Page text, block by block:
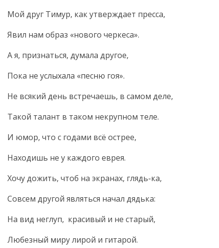
Мой друг Тимур, как утверждает пресса,
Явил нам образ «нового черкеса».
А я, признаться, думала другое,
Пока не услыхала «песню гоя».
Не всякий день встречаешь, в самом деле,
Такой талант в таком некрупном теле.
И юмор, что с годами всё острее,
Находишь не у каждого еврея.
Хочу дожить, чтоб на экранах, глядь-ка,
Совсем другой являться начал дядька:
На вид неглуп, красивый и не старый,
Любезный миру лирой и гитарой.